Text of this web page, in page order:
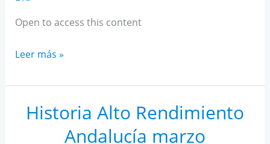
Open to access this content
Intensivo
AR
Andalucía
abril
Leer más »
Historia Alto Rendimiento
Andalucía marzo